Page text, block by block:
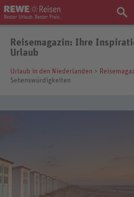
Reisemagazin: Ihre
Urlaub
Urlaub in den Niederlanden >
Sehenswürdigkeiten